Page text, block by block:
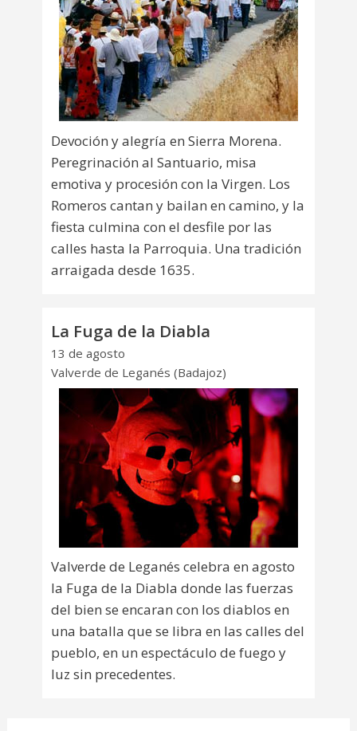
Devoción y alegría en Sierra Morena.
Peregrinación al Santuario, misa
emotiva y procesión con la Virgen. Los
Romeros cantan y bailan en camino, y la
fiesta culmina con el desfile por las
calles hasta la Parroquia. Una tradición
arraigada desde 1635.
La Fuga de la Diabla
13 de agosto
Valverde de Leganés (Badajoz)
Valverde de Leganés celebra en agosto
la Fuga de la Diabla donde las fuerzas
del bien se encaran con los diablos en
una batalla que se libra en las calles del
pueblo, en un espectáculo de fuego y
luz sin precedentes.